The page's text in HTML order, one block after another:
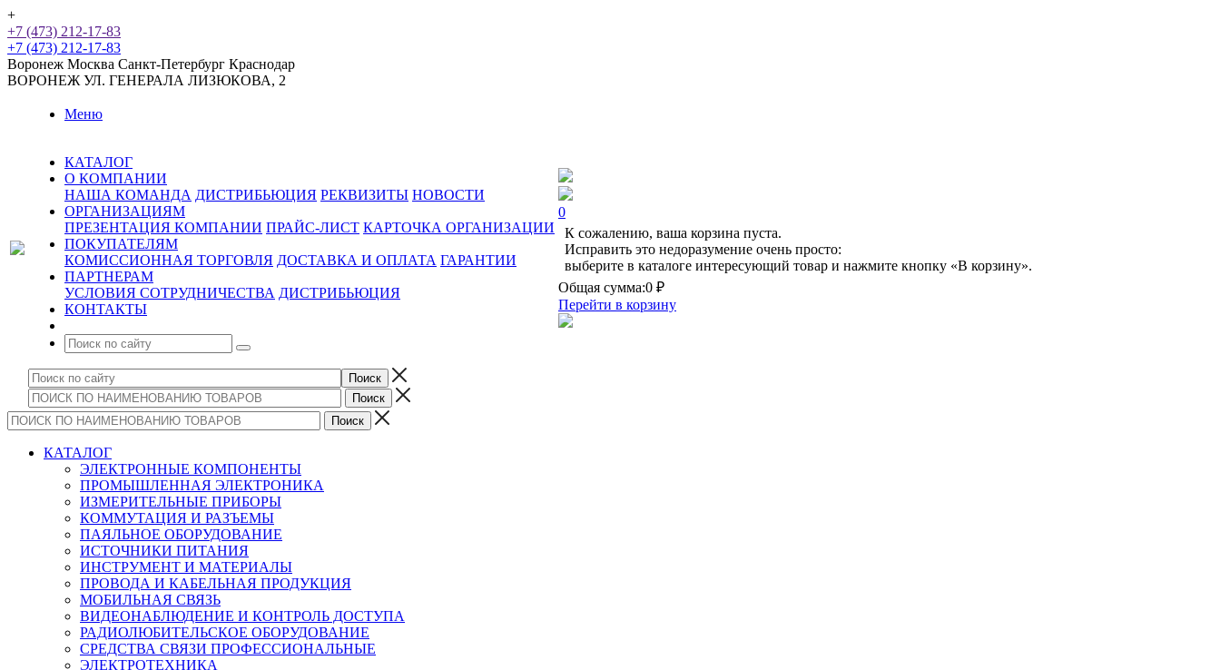
+
+7 (473) 212-17-83
+7 (473) 212-17-83
Воронеж Москва Санкт-Петербург Краснодар
ВОРОНЕЖ УЛ. ГЕНЕРАЛА ЛИЗЮКОВА, 2
Меню
КАТАЛОГ
О КОМПАНИИ
НАША КОМАНДА ДИСТРИБЬЮЦИЯ РЕКВИЗИТЫ НОВОСТИ
ОРГАНИЗАЦИЯМ
ПРЕЗЕНТАЦИЯ КОМПАНИИ ПРАЙС-ЛИСТ КАРТОЧКА ОРГАНИЗАЦИИ
ПОКУПАТЕЛЯМ
КОМИССИОННАЯ ТОРГОВЛЯ ДОСТАВКА И ОПЛАТА ГАРАНТИИ
ПАРТНЕРАМ
УСЛОВИЯ СОТРУДНИЧЕСТВА ДИСТРИБЬЮЦИЯ
КОНТАКТЫ
0
К сожалению, ваша корзина пуста.
Исправить это недоразумение очень просто:
выберите в каталоге интересующий товар и нажмите кнопку «В корзину».
Общая сумма:0 ₽
Перейти в корзину
КАТАЛОГ
ЭЛЕКТРОННЫЕ КОМПОНЕНТЫ
ПРОМЫШЛЕННАЯ ЭЛЕКТРОНИКА
ИЗМЕРИТЕЛЬНЫЕ ПРИБОРЫ
КОММУТАЦИЯ И РАЗЪЕМЫ
ПАЯЛЬНОЕ ОБОРУДОВАНИЕ
ИСТОЧНИКИ ПИТАНИЯ
ИНСТРУМЕНТ И МАТЕРИАЛЫ
ПРОВОДА И КАБЕЛЬНАЯ ПРОДУКЦИЯ
МОБИЛЬНАЯ СВЯЗЬ
ВИДЕОНАБЛЮДЕНИЕ И КОНТРОЛЬ ДОСТУПА
РАДИОЛЮБИТЕЛЬСКОЕ ОБОРУДОВАНИЕ
СРЕДСТВА СВЯЗИ ПРОФЕССИОНАЛЬНЫЕ
ЭЛЕКТРОТЕХНИКА